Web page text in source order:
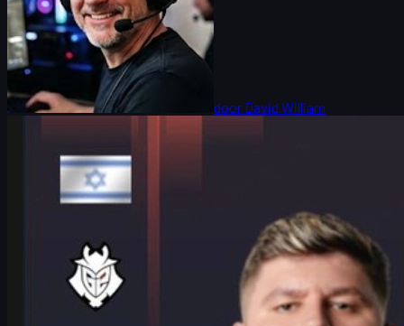
door David William
HeavyGod over stacked Cologne Major-bracket in
CS2 skins meta
HeavyGod over G2, de zware IEM Cologne Major-bracket en hoe
vertrouwen, routine en mental game het verschil maken op weg
naar de trofee.
juni 17, 2026